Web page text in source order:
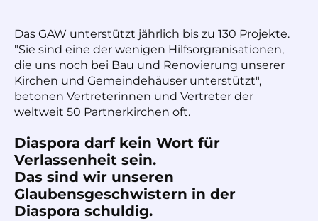
Das GAW unterstützt jährlich bis zu 130 Projekte.
"Sie sind eine der wenigen Hilfsorgranisationen,
die uns noch bei Bau und Renovierung unserer
Kirchen und Gemeindehäuser unterstützt",
betonen Vertreterinnen und Vertreter der
weltweit 50 Partnerkirchen oft.
Diaspora darf kein Wort für
Verlassenheit sein.
Das sind wir unseren
Glaubensgeschwistern in der
Diaspora schuldig.